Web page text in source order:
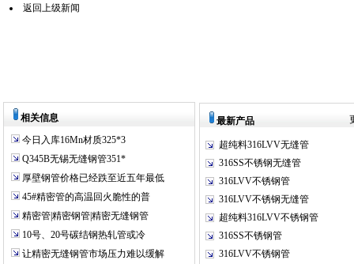
返回上级新闻
相关信息
今日入库16Mn材质325*3
Q345B无锡无缝钢管351*
厚壁钢管价格已经跌至近五年最低
45#精密管的高温回火脆性的普
精密管|精密钢管|精密无缝钢管
10号、20号碳结钢热轧管或冷
让精密无缝钢管市场压力难以缓解
最新产品
超纯料316LVV无缝管
316SS不锈钢无缝管
316LVV不锈钢管
316LVV不锈钢无缝管
超纯料316LVV不锈钢管
316SS不锈钢管
316LVV不锈钢管